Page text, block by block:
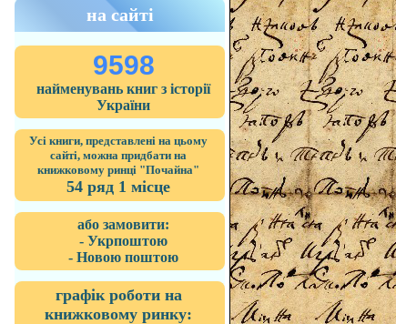
на сайті
9598
найменувань книг з історії
України
Усі книги, представлені на цьому
сайті, можна придбати на
книжковому ринці "Почайна"
54 ряд 1 місце
або замовити:
- Укрпоштою
- Новою поштою
графік роботи на
книжковому ринку: